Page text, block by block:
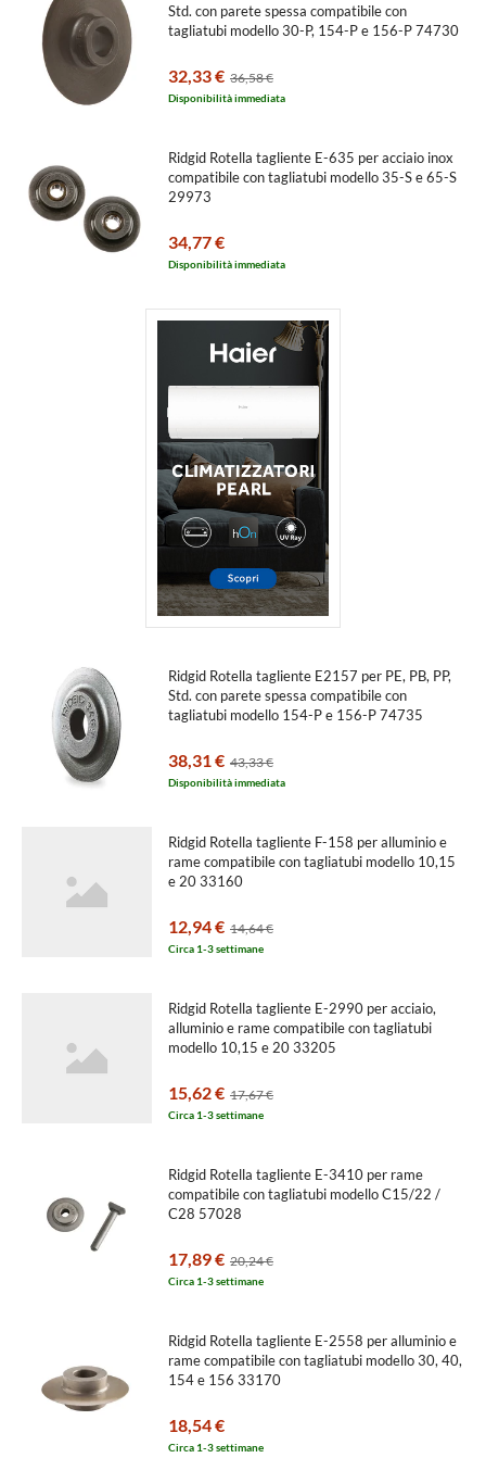
Std. con parete spessa compatibile con
tagliatubi modello 30-P, 154-P e 156-P 74730
32,33 € 36,58 €
Disponibilità immediata
Ridgid Rotella tagliente E-635 per acciaio inox
compatibile con tagliatubi modello 35-S e 65-S
29973
34,77 €
Disponibilità immediata
Ridgid Rotella tagliente E2157 per PE, PB, PP,
Std. con parete spessa compatibile con
tagliatubi modello 154-P e 156-P 74735
38,31 € 43,33 €
Disponibilità immediata
Ridgid Rotella tagliente F-158 per alluminio e
rame compatibile con tagliatubi modello 10,15
e 20 33160
12,94 € 14,64 €
Circa 1-3 settimane
Ridgid Rotella tagliente E-2990 per acciaio,
alluminio e rame compatibile con tagliatubi
modello 10,15 e 20 33205
15,62 € 17,67 €
Circa 1-3 settimane
Ridgid Rotella tagliente E-3410 per rame
compatibile con tagliatubi modello C15/22 /
C28 57028
17,89 € 20,24 €
Circa 1-3 settimane
Ridgid Rotella tagliente E-2558 per alluminio e
rame compatibile con tagliatubi modello 30, 40,
154 e 156 33170
18,54 €
Circa 1-3 settimane